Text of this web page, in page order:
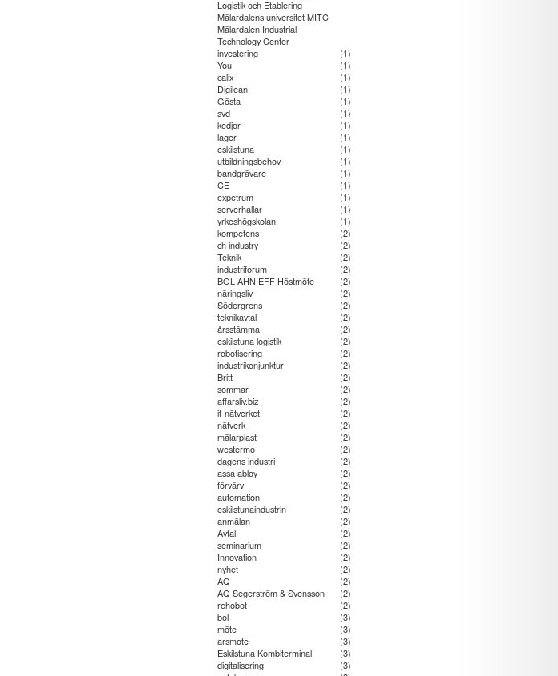
Logistik och Etablering
Mälardalens universitet MITC -
Mälardalen Industrial
Technology Center
investering
(1)
You
(1)
calix
(1)
Digilean
(1)
Gösta
(1)
svd
(1)
kedjor
(1)
lager
(1)
eskilstuna
(1)
utbildningsbehov
(1)
bandgrävare
(1)
CE
(1)
expetrum
(1)
serverhallar
(1)
yrkeshögskolan
(1)
kompetens
(2)
ch industry
(2)
Teknik
(2)
industriforum
(2)
BOL AHN EFF Höstmöte
(2)
näringsliv
(2)
Södergrens
(2)
teknikavtal
(2)
årsstämma
(2)
eskilstuna logistik
(2)
robotisering
(2)
industrikonjunktur
(2)
Britt
(2)
sommar
(2)
affarsliv.biz
(2)
it-nätverket
(2)
nätverk
(2)
mälarplast
(2)
westermo
(2)
dagens industri
(2)
assa abloy
(2)
förvärv
(2)
automation
(2)
eskilstunaindustrin
(2)
anmälan
(2)
Avtal
(2)
seminarium
(2)
Innovation
(2)
nyhet
(2)
AQ
(2)
AQ Segerström & Svensson
(2)
rehobot
(2)
bol
(3)
möte
(3)
arsmote
(3)
Eskilstuna Kombiterminal
(3)
digitalisering
(3)